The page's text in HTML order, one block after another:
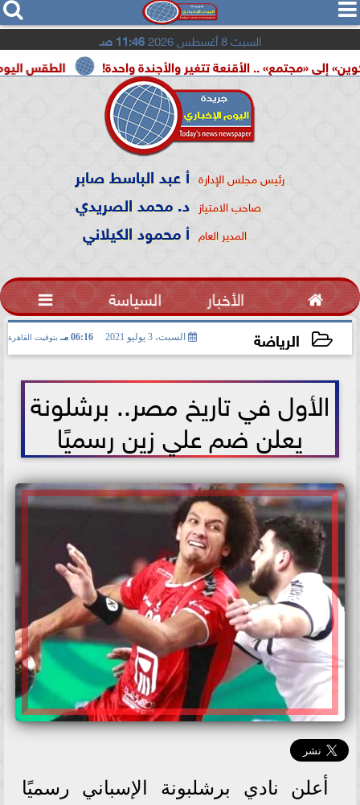
  
السبت 8 أغسطس 2026 11:46 صـ
الطقس اليوم.. شديد .. الأقنعة تتغير والأجندة واحدة!
رئيس مجلس الإدارة أ عبد الباسط صابر
صاحب الامتياز د. محمد الصريدي
المدير العام أ محمود الكيلاني
 الأخبار السياسة 
الرياضة السبت، 3 يوليو 2021 06:16 مـ بتوقيت القاهرة
الأول في تاريخ مصر.. برشلونة
يعلن ضم علي زين رسميًا
أعلن نادي برشلبونة الإسباني رسميًا